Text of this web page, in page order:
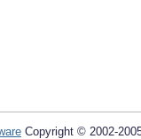
Copyright © 2002-